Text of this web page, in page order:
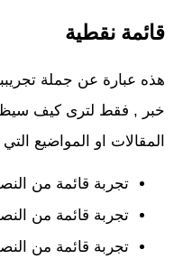
قائمة نقطية
هذه عبارة عن جملة
خبر , فقط لترى كيف
المقالات او المواضيع
تجربة قائمة من
تجربة قائمة من
تجربة قائمة من